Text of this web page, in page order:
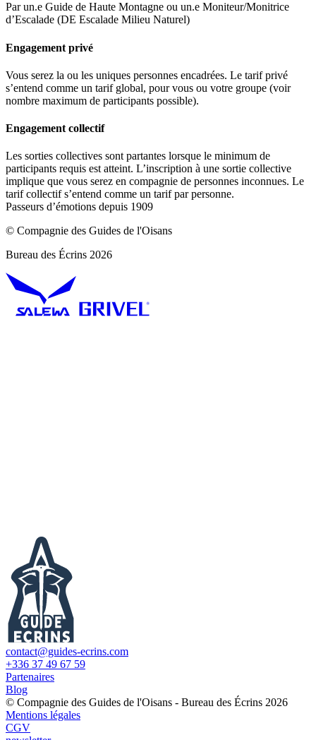
Par un.e Guide de Haute Montagne ou un.e Moniteur/Monitrice
d’Escalade (DE Escalade Milieu Naturel)
Engagement privé
Vous serez la ou les uniques personnes encadrées. Le tarif privé
s’entend comme un tarif global, pour vous ou votre groupe (voir
nombre maximum de participants possible).
Engagement collectif
Les sorties collectives sont partantes lorsque le minimum de
participants requis est atteint. L’inscription à une sortie collective
implique que vous serez en compagnie de personnes inconnues. Le
tarif collectif s’entend comme un tarif par personne.
Passeurs d’émotions depuis 1909
© Compagnie des Guides de l'Oisans
Bureau des Écrins 2026
contact@guides-ecrins.com
+336 37 49 67 59
Partenaires
Blog
© Compagnie des Guides de l'Oisans - Bureau des Écrins 2026
Mentions légales
CGV